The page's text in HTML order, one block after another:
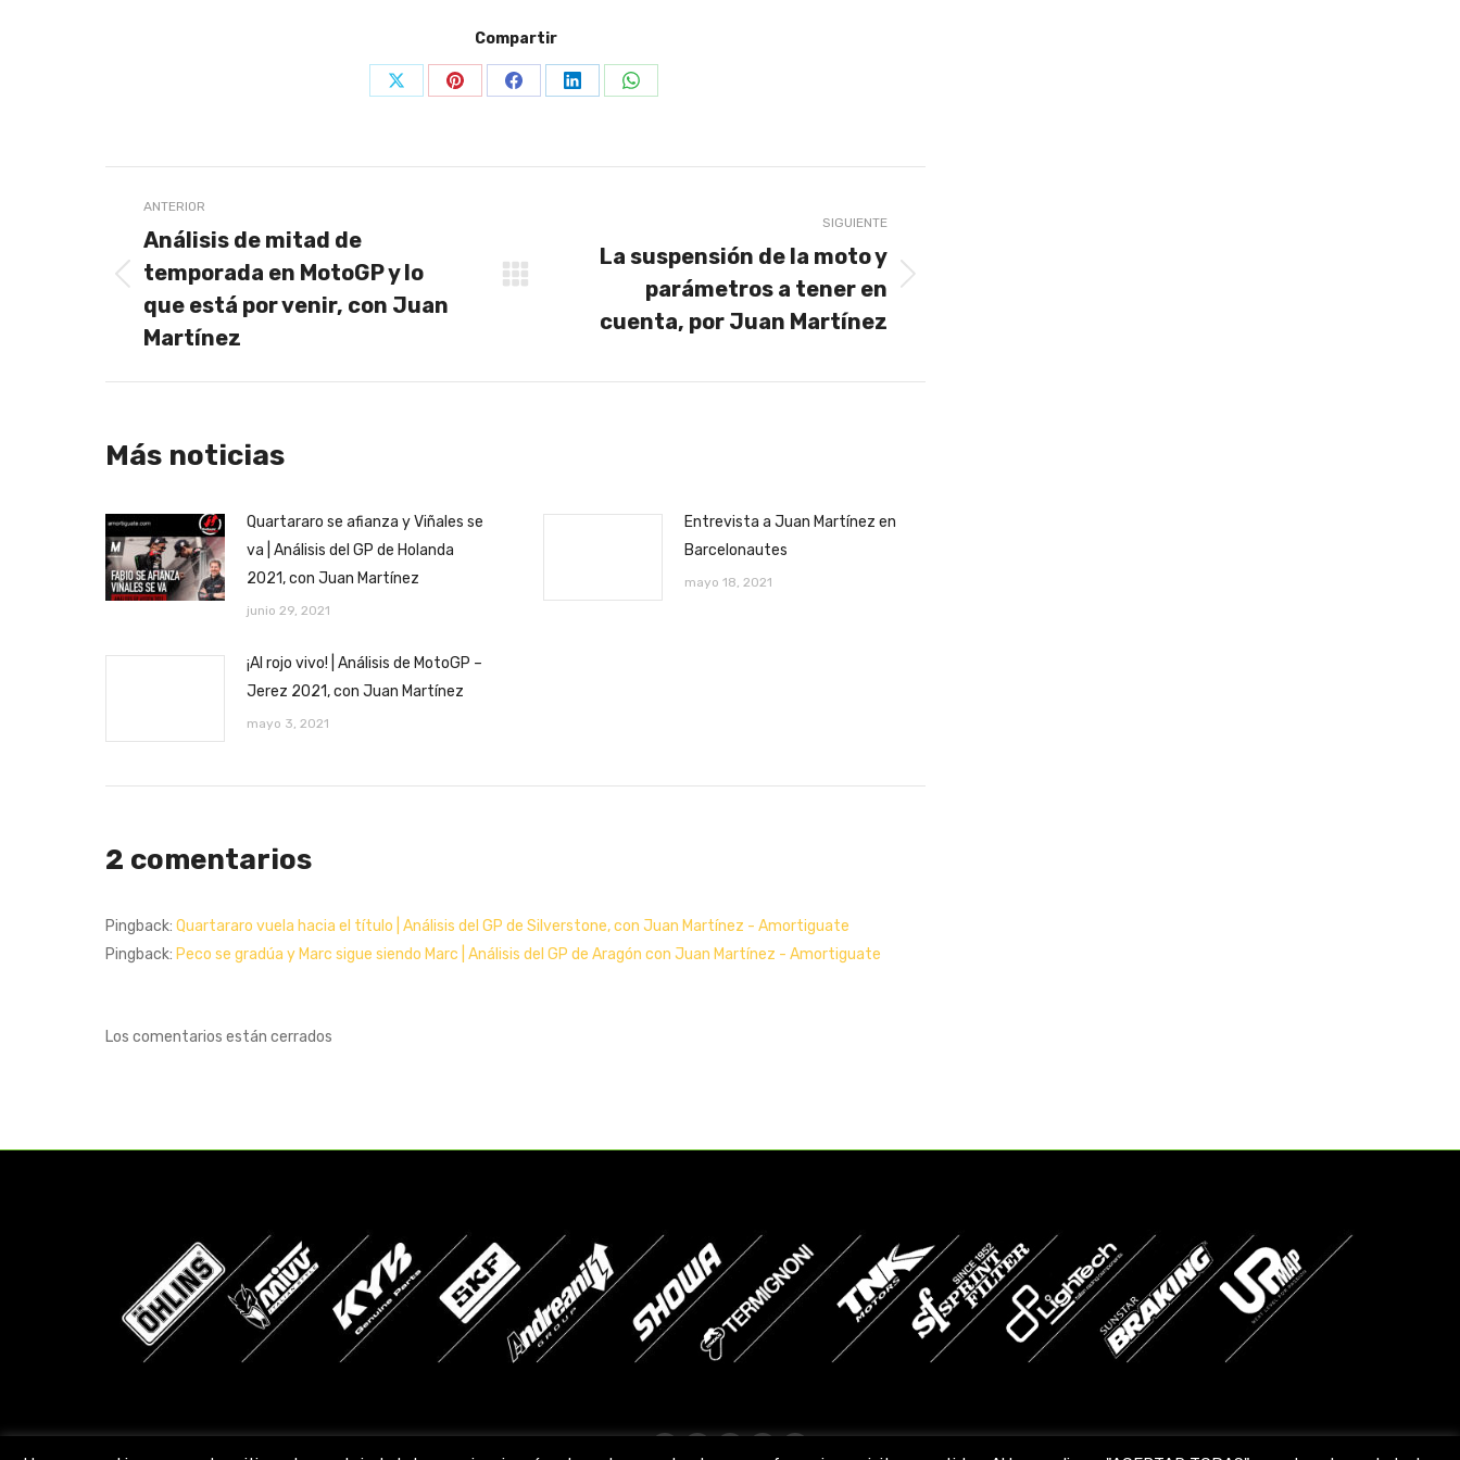
Compartir
Share Share Share Share Share
entre
publicaciones
ANTERIOR
Publicación
anterior:
Análisis de mitad de
temporada en MotoGP y lo
que está por venir, con Juan
Martínez
SIGUIENTE
siguiente:
La suspensión de la moto y
parámetros a tener en
cuenta, por Juan Martínez
Más noticias
Quartararo se afianza y Viñales se
va | Análisis del GP de Holanda
2021, con Juan Martínez
junio 29, 2021
Entrevista a Juan Martínez en
Barcelonautes
mayo 18, 2021
¡Al rojo vivo! | Análisis de MotoGP –
Jerez 2021, con Juan Martínez
mayo 3, 2021
2 comentarios
Pingback: Quartararo vuela hacia el título | Análisis del GP de Silverstone, con Juan Martínez - Amortiguate
Pingback: Peco se gradúa y Marc sigue siendo Marc | Análisis del GP de Aragón con Juan Martínez - Amortiguate
Los comentarios están cerrados